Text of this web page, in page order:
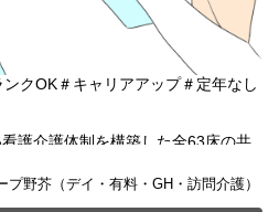
クOK＃キャリアアップ＃定年なし
護介護体制を構築した全63床の共
方が活躍中です。
で発揮して頂ける方を募集してい
プ野芥（デイ・有料・GH・訪問介護）